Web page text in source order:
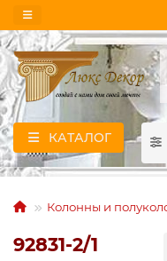
КАТАЛОГ
Колонны и
92831-2/1